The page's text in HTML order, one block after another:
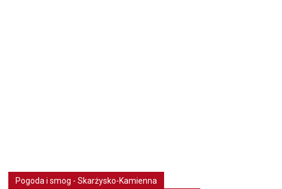
Pogoda i smog - Skarżysko-Kamienna